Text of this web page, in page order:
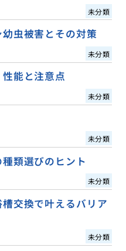
未分類
虫被害とその対策
未分類
能と注意点
未分類
未分類
類選びのヒント
未分類
交換で叶えるバリア
未分類